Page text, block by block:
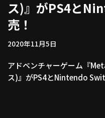
ス)』がPS4と
売！
2020年11月5日
アドベンチャーゲーム『
ス)』がPS4とNintendo